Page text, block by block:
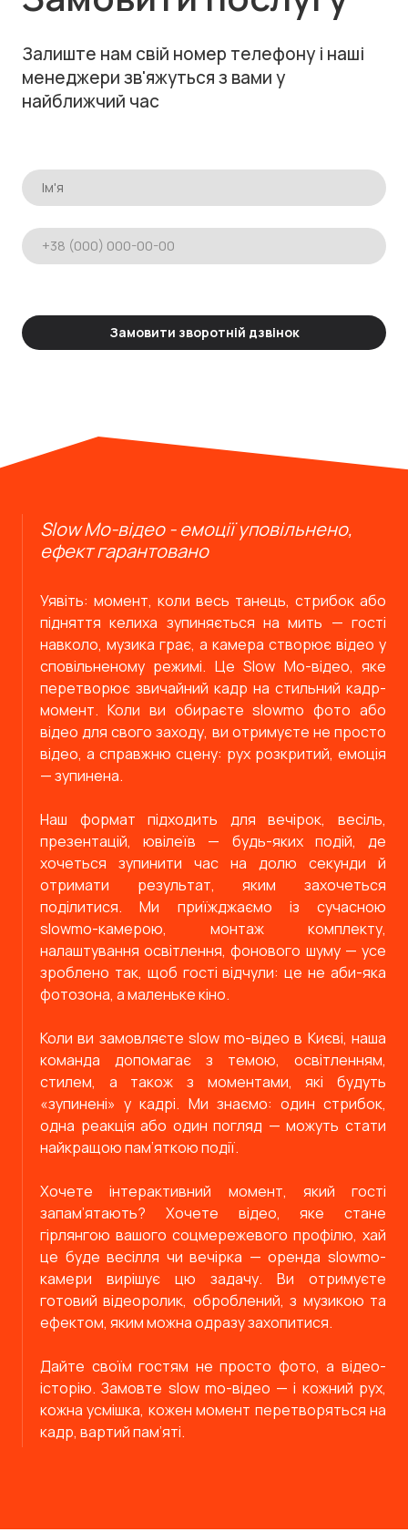
Залиште нам свій номер телефону і наші
менеджери зв'яжуться з вами у
найближчий час
Замовити зворотній дзвінок
Slow Mo-відео - емоції уповільнено,
ефект гарантовано
Уявіть: момент, коли весь танець, стрибок або
підняття келиха зупиняється на мить — гості
навколо, музика грає, а камера створює відео у
сповільненому режимі. Це Slow Mo-відео, яке
перетворює звичайний кадр на стильний кадр-
момент. Коли ви обираєте slowmo фото або
відео для свого заходу, ви отримуєте не просто
відео, а справжню сцену: рух розкритий, емоція
— зупинена.
Наш формат підходить для вечірок, весіль,
презентацій, ювілеїв — будь-яких подій, де
хочеться зупинити час на долю секунди й
отримати результат, яким захочеться
поділитися. Ми приїжджаємо із сучасною
slowmo-камерою, монтаж комплекту,
налаштування освітлення, фонового шуму — усе
зроблено так, щоб гості відчули: це не аби-яка
фотозона, а маленьке кіно.
Коли ви замовляєте slow mo-відео в Києві, наша
команда допомагає з темою, освітленням,
стилем, а також з моментами, які будуть
«зупинені» у кадрі. Ми знаємо: один стрибок,
одна реакція або один погляд — можуть стати
найкращою пам’яткою події.
Хочете інтерактивний момент, який гості
запам’ятають? Хочете відео, яке стане
гірлянгою вашого соцмережевого профілю, хай
це буде весілля чи вечірка — оренда slowmo-
камери вирішує цю задачу. Ви отримуєте
готовий відеоролик, оброблений, з музикою та
ефектом, яким можна одразу захопитися.
Дайте своїм гостям не просто фото, а відео-
історію. Замовте slow mo-відео — і кожний рух,
кожна усмішка, кожен момент перетворяться на
кадр, вартий пам’яті.